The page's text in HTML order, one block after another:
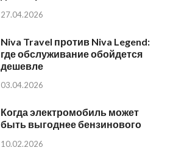
27.04.2026
Niva Travel против Niva Legend:
где обслуживание обойдется
дешевле
03.04.2026
Когда электромобиль может
быть выгоднее бензинового
10.02.2026